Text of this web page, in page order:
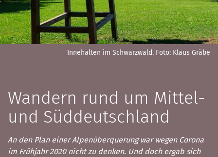
Innehalten im Schwarzwald. Foto: Klaus Gräbe
Wandern rund um Mittel-
und Süddeutschland
An den Plan einer Alpenüberquerung war wegen Corona
im Frühjahr 2020 nicht zu denken. Und doch ergab sich